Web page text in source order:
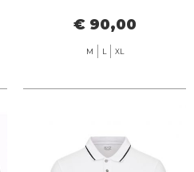
€ 90,00
M L XL